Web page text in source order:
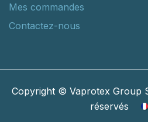
Mes commandes
Contactez-nous
Copyright © Vaprotex Group
réservés